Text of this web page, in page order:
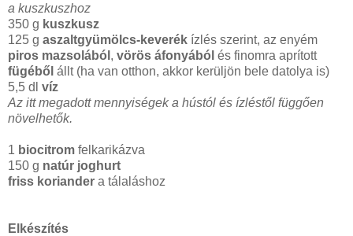
a kuszkuszhoz
350 g kuszkusz
125 g aszaltgyümölcs-keverék ízlés szerint, az enyém
piros mazsolából , vörös áfonyából és finomra aprított
fügéből állt (ha van otthon, akkor kerüljön bele datolya is)
5,5 dl víz
Az itt megadott mennyiségek a hústól és ízléstől függően
növelhetők.
1 biocitrom felkarikázva
150 g natúr joghurt
friss koriander a tálaláshoz
Elkészítés